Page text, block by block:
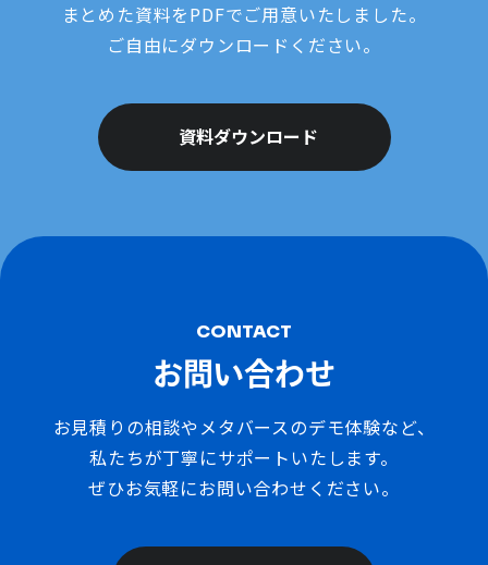
まとめた資料をPDFでご用意いたしました。
ご自由にダウンロードください。
資料ダウンロード
CONTACT
お問い合わせ
お見積りの相談やメタバースのデモ体験など、
私たちが丁寧にサポートいたします。
ぜひお気軽にお問い合わせください。